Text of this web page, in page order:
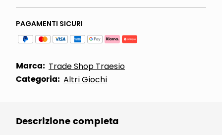
PAGAMENTI SICURI
Marca: Trade Shop Traesio
Categoria: Altri Giochi
Descrizione completa